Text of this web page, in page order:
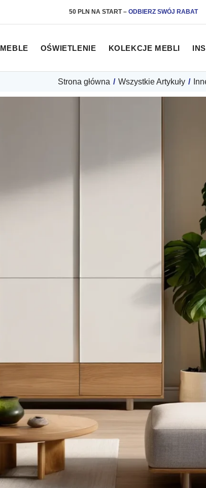
50 PLN NA START– ODBIERZ SWÓJ RABAT
MEBLE OŚWIETLENIE KOLEKCJE MEBLI
Strona główna / Wszystkie Artykuły /